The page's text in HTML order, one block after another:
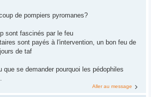
de pompiers pyromanes?
sont fascinés par le feu
sont payés à l'intervention, un bon feu de
de taf
que se demander pourquoi les pédophiles
Aller au message